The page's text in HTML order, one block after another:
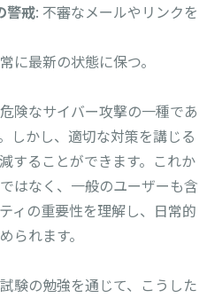
警戒: 不審なメールやリンクを
に最新の状態に保つ。
険なサイバー攻撃の一種であ
しかし、適切な対策を講じる
することができます。これか
はなく、一般のユーザーも含
ィの重要性を理解し、日常的
られます。
験の勉強を通じて、こうした